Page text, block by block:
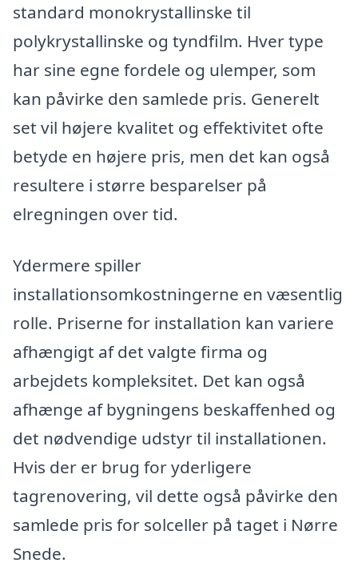
standard monokrystallinske til
polykrystallinske og tyndfilm. Hver type
har sine egne fordele og ulemper, som
kan påvirke den samlede pris. Generelt
set vil højere kvalitet og effektivitet ofte
betyde en højere pris, men det kan også
resultere i større besparelser på
elregningen over tid.
Ydermere spiller
installationsomkostningerne en væsentlig
rolle. Priserne for installation kan variere
afhængigt af det valgte firma og
arbejdets kompleksitet. Det kan også
afhænge af bygningens beskaffenhed og
det nødvendige udstyr til installationen.
Hvis der er brug for yderligere
tagrenovering, vil dette også påvirke den
samlede pris for solceller på taget i Nørre
Snede.